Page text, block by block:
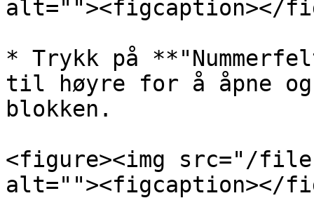
alt=""><figcaption></
* Trykk på
til høyre for å åpne
blokken.
<figure><img src="/
alt=""><figcaption></